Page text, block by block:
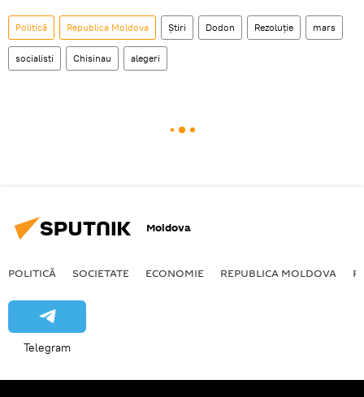
Politică Republica Moldova Știri Dodon Rezoluție mars
socialisti Chisinau alegeri
Moldova
POLITICĂ SOCIETATE ECONOMIE REPUBLICA MOLDOVA
Telegram